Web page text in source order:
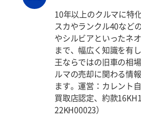
10年以上のクルマに特
スカやランクル40など
やシルビアといったネ
まで、幅広く知識を有
王ならではの旧車の相
ルマの売却に関わる情
ます。運営：カレント
買取店認定、約款
22KH00023）